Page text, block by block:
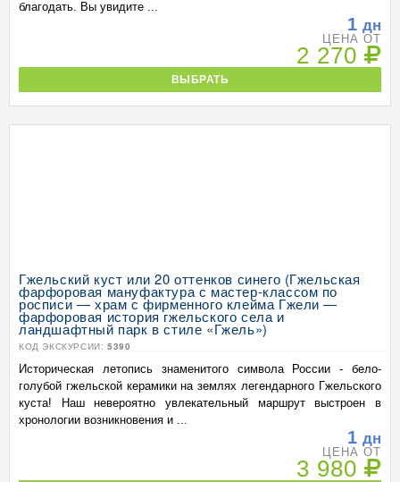
благодать. Вы увидите ...
1 дн
ЦЕНА ОТ
2 270
ВЫБРАТЬ
Гжельский куст или 20 оттенков синего (Гжельская
фарфоровая мануфактура с мастер-классом по
росписи — храм с фирменного клейма Гжели —
фарфоровая история гжельского села и
ландшафтный парк в стиле «Гжель»)
КОД ЭКСКУРСИИ: 5390
Историческая летопись знаменитого символа России - бело-
голубой гжельской керамики на землях легендарного Гжельского
куста! Наш невероятно увлекательный маршрут выстроен в
хронологии возникновения и ...
1 дн
ЦЕНА ОТ
3 980